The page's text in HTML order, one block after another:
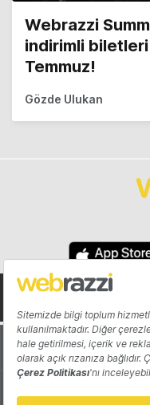
Webrazzi
indirimli
Temmuz!
Gözde Ulukan
Hakkında
Katkıda Bulun